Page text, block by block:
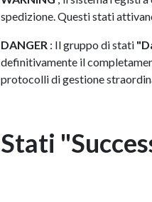
spedizione. Questi stati
DANGER : Il gruppo di stati
definitivamente il
protocolli di gestione
Stati